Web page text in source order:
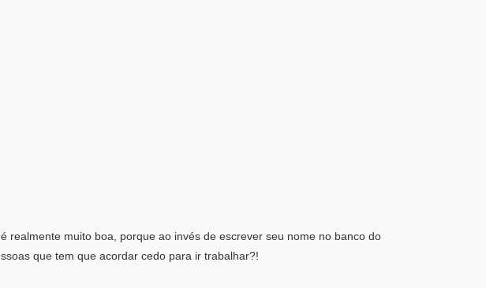
realmente muito boa, porque ao invés de escrever seu nome no banco do
que tem que acordar cedo para ir trabalhar?!